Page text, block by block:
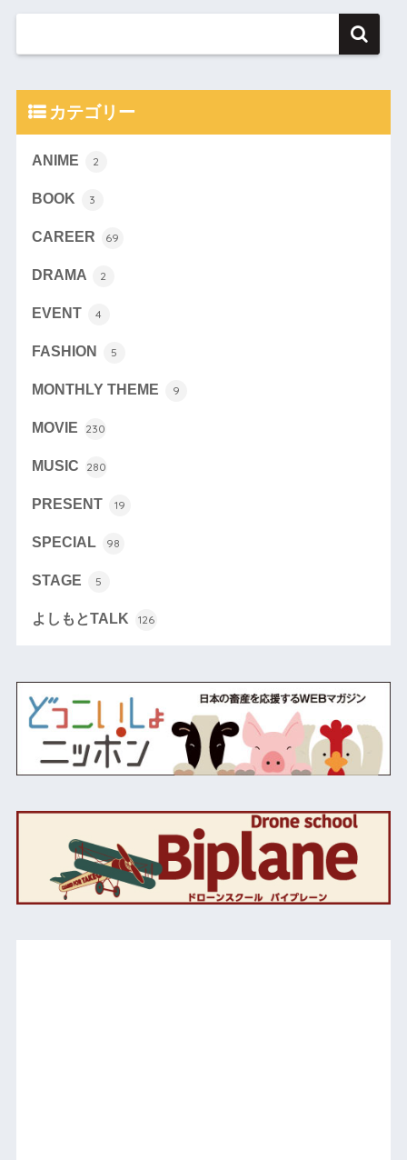
カテゴリー
ANIME 2
BOOK 3
CAREER 69
DRAMA 2
EVENT 4
FASHION 5
MONTHLY THEME 9
MOVIE 230
MUSIC 280
PRESENT 19
SPECIAL 98
STAGE 5
よしもとTALK 126